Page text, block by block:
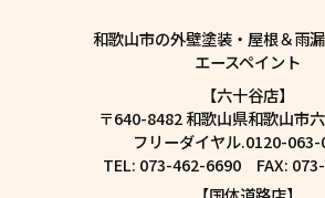
和歌山市の外壁塗装・屋根＆雨
エースペイント
【六十谷店】
〒640-8482 和歌山県和歌山市
フリーダイヤル.0120-
TEL: 073-462-6690 FAX: